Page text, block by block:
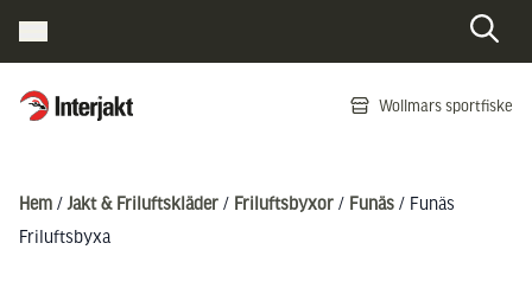
Interjakt SE Wollmars sportfiske
Hem / Jakt & Friluftskläder / Friluftsbyxor / Funäs / Funäs
Friluftsbyxa